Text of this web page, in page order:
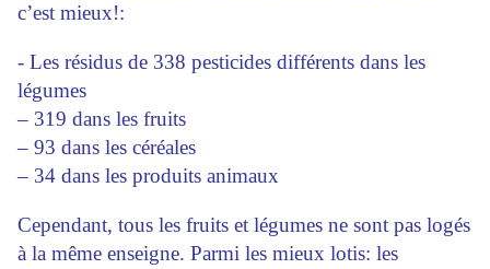
c’est mieux!:
- Les résidus de 338 pesticides différents dans les
légumes
– 319 dans les fruits
– 93 dans les céréales
– 34 dans les produits animaux
Cependant, tous les fruits et légumes ne sont pas logés
à la même enseigne. Parmi les mieux lotis: les